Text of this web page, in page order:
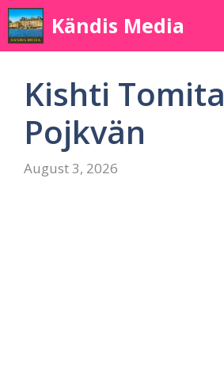
Skip
to
content
Kändis Media
Kishti Tomita
Pojkvän
August 3, 2026